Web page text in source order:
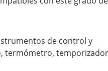
de control y
termómetro,